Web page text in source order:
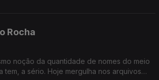
Rocha
noção da quantidade de nomes do meio
tem, a sério. Hoje mergulha nos arquivos